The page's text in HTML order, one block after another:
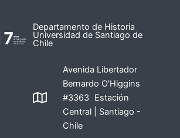
Departamento de Historia
Universidad de Santiago de
Chile
Avenida Libertador
Bernardo O'Higgins
#3363 Estación
Central | Santiago -
Chile